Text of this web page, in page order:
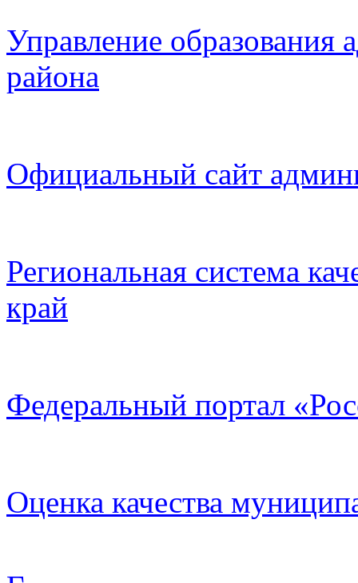
Управление образования
района
Официальный сайт
Региональная система
край
Федеральный портал
Оценка качества